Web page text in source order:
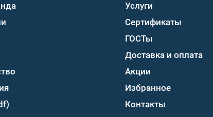
Услуги
Сертификаты
ГОСТы
Доставка и оплата
Акции
Избранное
Контакты